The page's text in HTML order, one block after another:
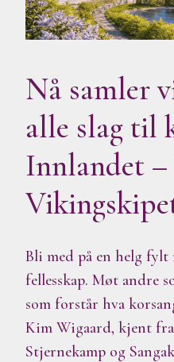
Nå samler
alle slag til
Innlandet
Bli med på en helg fylt
fellesskap. Møt andre
som forstår hva
Kim Wigaard, kjent
Stjernekamp og